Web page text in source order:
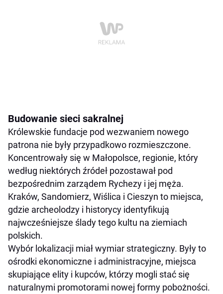
Budowanie sieci sakralnej
Królewskie fundacje pod wezwaniem nowego
patrona nie były przypadkowo rozmieszczone.
Koncentrowały się w Małopolsce, regionie, który
według niektórych źródeł pozostawał pod
bezpośrednim zarządem Rychezy i jej męża.
Kraków, Sandomierz, Wiślica i Cieszyn to miejsca,
gdzie archeolodzy i historycy identyfikują
najwcześniejsze ślady tego kultu na ziemiach
polskich.
Wybór lokalizacji miał wymiar strategiczny. Były to
ośrodki ekonomiczne i administracyjne, miejsca
skupiające elity i kupców, którzy mogli stać się
naturalnymi promotorami nowej formy pobożności.